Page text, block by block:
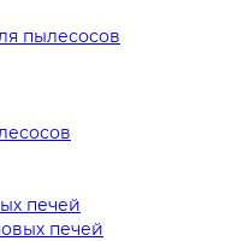
пылесосов
печей
печей